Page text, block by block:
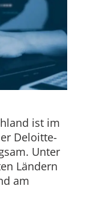
ist im
Deloitte-
Unter
Ländern
am